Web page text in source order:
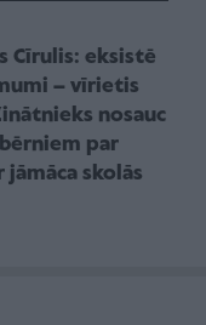
Cīrulis: eksistē
– vīrietis
nosauc
par
skolās